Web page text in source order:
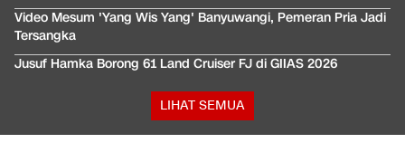
Video Mesum 'Yang Wis Yang' Banyuwangi, Pemeran Pria Jadi
Tersangka
Jusuf Hamka Borong 61 Land Cruiser FJ di GIIAS 2026
LIHAT SEMUA